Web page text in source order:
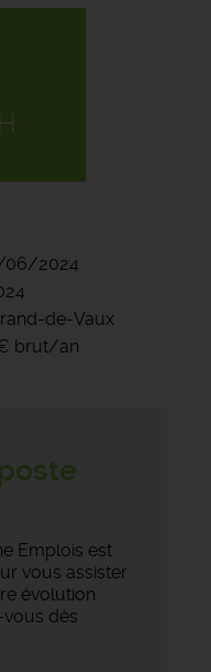
06/2024
de-Vaux
brut/an
Emplois est
vous assister
évolution
dès